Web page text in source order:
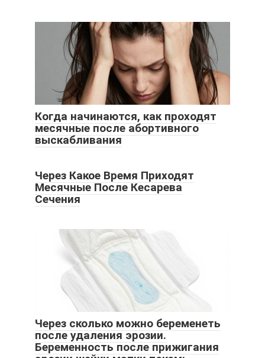
Когда начинаются, как проходят
месячные после абортивного
выскабливания
Через Какое Время Приходят
Месячные После Кесарева
Сечения
Через сколько можно беременеть
после удаления эрозии.
Беременность после прижигания